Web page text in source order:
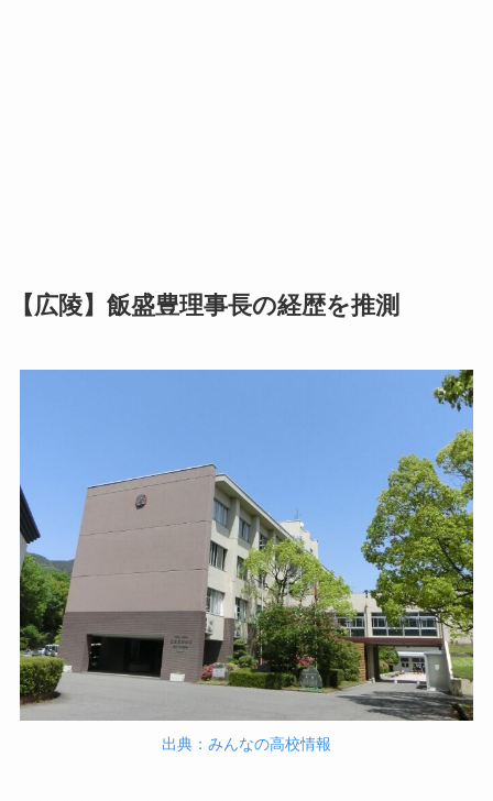
【広陵】飯盛豊理事長の経歴を推測
出典：みんなの高校情報